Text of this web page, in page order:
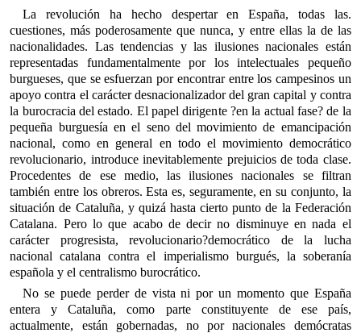
La revolución ha hecho despertar en España, todas las.
cuestiones, más poderosamente que nunca, y entre ellas la de las
nacionalidades. Las tendencias y las ilusiones nacionales están
representadas fundamentalmente por los intelectuales pequeño
burgueses, que se esfuerzan por encontrar entre los campesinos un
apoyo contra el carácter desnacionalizador del gran capital y contra
la burocracia del estado. El papel dirigente ?en la actual fase? de la
pequeña burguesía en el seno del movimiento de emancipación
nacional, como en general en todo el movimiento democrático
revolucionario, introduce inevitablemente prejuicios de toda clase.
Procedentes de ese medio, las ilusiones nacionales se filtran
también entre los obreros. Esta es, seguramente, en su conjunto, la
situación de Cataluña, y quizá hasta cierto punto de la Federación
Catalana. Pero lo que acabo de decir no disminuye en nada el
carácter progresista, revolucionario?democrático de la lucha
nacional catalana contra el imperialismo burgués, la soberanía
española y el centralismo burocrático.
No se puede perder de vista ni por un momento que España
entera y Cataluña, como parte constituyente de ese país,
actualmente, están gobernadas, no por nacionales demócratas